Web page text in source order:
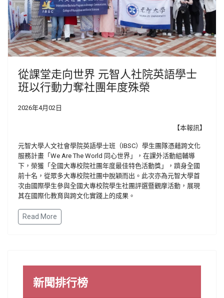
從課堂走向世界 元智人社院英語學士
班以行動力奪社團年度殊榮
2026年4月02日
【本報訊】
元智大學人文社會學院英語學士班（IBSC）學生團隊憑藉跨文化
服務計畫「We Are The World 同心世界」，在課外活動組輔導
下，榮獲「全國大專校院社團年度最佳特色活動獎」，躋身全國
前十名，從眾多大專校院社團中脫穎而出。此次亦為元智大學首
次由國際學生參與全國大專校院學生社團評選暨觀摩活動，展現
其在國際化教育與跨文化實踐上的成果。
Read More
新聞排行榜